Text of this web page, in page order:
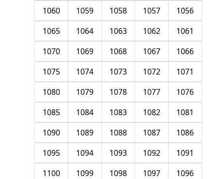
1056
1057
1058
1059
1060
1061
1062
1063
1064
1065
1066
1067
1068
1069
1070
1071
1072
1073
1074
1075
1076
1077
1078
1079
1080
1081
1082
1083
1084
1085
1086
1087
1088
1089
1090
1091
1092
1093
1094
1095
1096
1097
1098
1099
1100